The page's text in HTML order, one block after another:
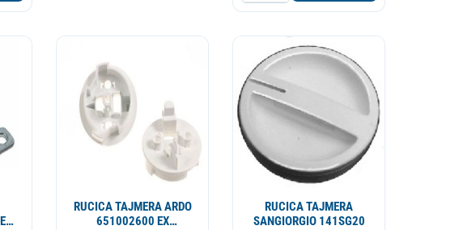
RUCICA TAJMERA ARDO
651002600 EX
RUCICA TAJMERA
SANGIORGIO 141SG20